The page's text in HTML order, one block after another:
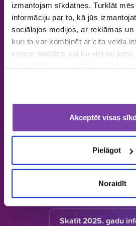
izmantojam sīkdatnes. Turklāt
informāciju par to, kā jūs
sociālajos medijos, ar reklāmas
kuri to var kombinēt ar cita veida
viņiem sniedzis vai ko viņi no jums
Akceptēt visas
Pielāgot
Noraidīt
Cilvēkiem patīk
un mums tās
ORGANIZĒJĀM IEPRIECINĀJĀM
Latvijā vienīgais
loteriju portāls.
informāciju bāzi par
apkopojumu
Skatīt 2025. gadu